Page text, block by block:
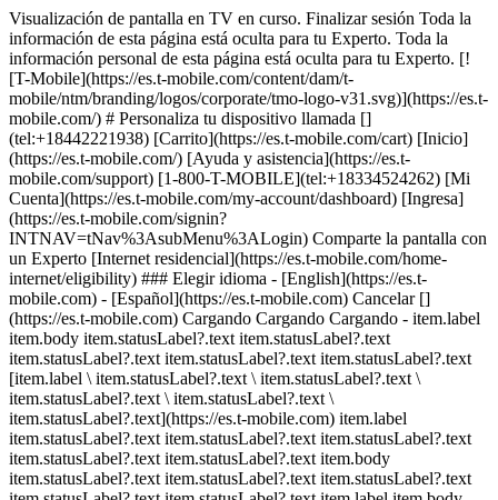
Visualización de pantalla en TV en curso. Finalizar sesión Toda la
información de esta página está oculta para tu Experto. Toda la
información personal de esta página está oculta para tu Experto. [!
[T-Mobile](https://es.t-mobile.com/content/dam/t-
mobile/ntm/branding/logos/corporate/tmo-logo-v31.svg)](https://es.t-
mobile.com/) # ​​​​​​​Personaliza tu dispositivo llamada []
(tel:+18442221938) [Carrito](https://es.t-mobile.com/cart) [Inicio]
(https://es.t-mobile.com/) [Ayuda y asistencia](https://es.t-
mobile.com/support) [1-800-T-MOBILE](tel:+18334524262) [Mi
Cuenta](https://es.t-mobile.com/my-account/dashboard) [Ingresa]
(https://es.t-mobile.com/signin?
INTNAV=tNav%3AsubMenu%3ALogin) Comparte la pantalla con
un Experto [Internet residencial](https://es.t-mobile.com/home-
internet/eligibility) ### Elegir idioma - [English](https://es.t-
mobile.com) - [Español](https://es.t-mobile.com) Cancelar []
(https://es.t-mobile.com) Cargando Cargando Cargando - item.label
item.body item.statusLabel?.text item.statusLabel?.text
item.statusLabel?.text item.statusLabel?.text item.statusLabel?.text
[item.label \ item.statusLabel?.text \ item.statusLabel?.text \
item.statusLabel?.text \ item.statusLabel?.text \
item.statusLabel?.text](https://es.t-mobile.com) item.label
item.statusLabel?.text item.statusLabel?.text item.statusLabel?.text
item.statusLabel?.text item.statusLabel?.text item.body
item.statusLabel?.text item.statusLabel?.text item.statusLabel?.text